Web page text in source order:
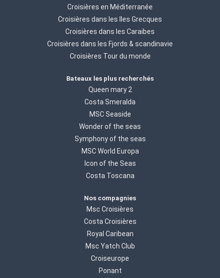
Croisières en Méditerranée
Croisières dans les Iles Grecques
Croisières dans les Caraibes
Croisières dans les Fjords & scandinavie
Croisières Tour du monde
Bateaux les plus recherchés
Queen mary 2
Costa Smeralda
MSC Seaside
Wonder of the seas
Symphony of the seas
MSC World Europa
Icon of the Seas
Costa Toscana
Nos compagnies
Msc Croisières
Costa Croisières
Royal Caribean
Msc Yatch Club
Croiseurope
Ponant